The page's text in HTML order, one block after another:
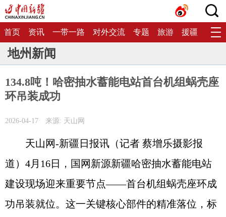
首页 资讯 一带一路 对外交流 专题 旅游 援疆 生态
地州新闻
134.8吨！哈密抽水蓄能电站首台机组蜗壳座
环吊装成功
2026-04-17 来源: 天山网
天山网-新疆日报讯（记者 蔡增乐摄影报
道）4月16日，国网新源新疆哈密抽水蓄能电站
建设现场迎来重要节点——首台机组蜗壳座环成
功吊装就位。这一关键核心部件的精准落位，标